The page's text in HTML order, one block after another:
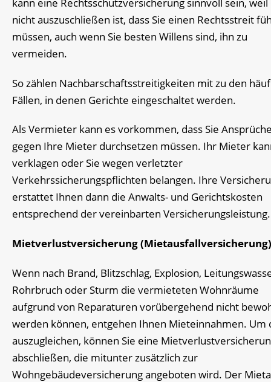
nicht auszuschließen ist, dass Sie einen Rechtsstreit
müssen, auch wenn Sie besten Willens sind, ihn zu
vermeiden.
So zählen Nachbarschaftsstreitigkeiten mit zu den
Fällen, in denen Gerichte eingeschaltet werden.
Als Vermieter kann es vorkommen, dass Sie
gegen Ihre Mieter durchsetzen müssen. Ihr Mieter
verklagen oder Sie wegen verletzter
Verkehrssicherungspflichten belangen. Ihre
erstattet Ihnen dann die Anwalts- und Gerichtskosten
entsprechend der vereinbarten Versicherungsleistung.
Mietverlustversicherung (Mietausfallversicherung)
Wenn nach Brand, Blitzschlag, Explosion,
Rohrbruch oder Sturm die vermieteten Wohnräume
aufgrund von Reparaturen vorübergehend nicht
werden können, entgehen Ihnen Mieteinnahmen. Um
auszugleichen, können Sie eine
abschließen, die mitunter zusätzlich zur
Wohngebäudeversicherung angeboten wird. Der